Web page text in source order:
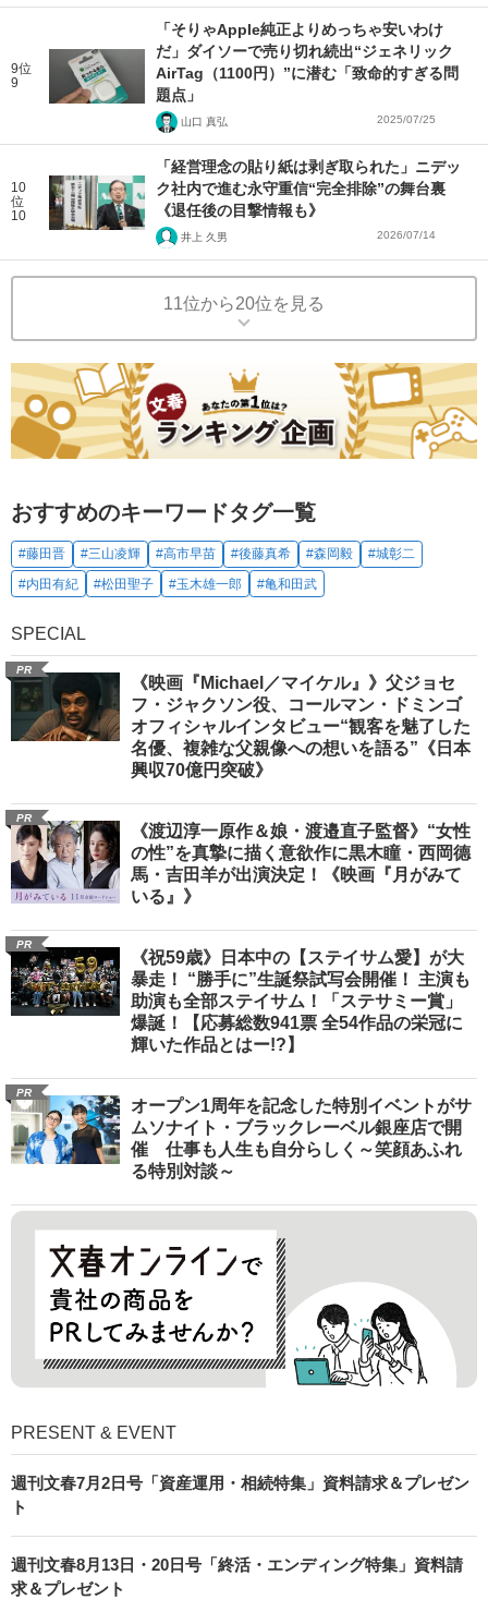
9位
9
「そりゃApple純正よりめっちゃ安いわけ
だ」ダイソーで売り切れ続出“ジェネリック
AirTag（1100円）”に潜む「致命的すぎる問
題点」
山口 真弘 2025/07/25
10
位
10
「経営理念の貼り紙は剥ぎ取られた」ニデッ
ク社内で進む永守重信“完全排除”の舞台裏
《退任後の目撃情報も》
井上 久男 2026/07/14
11位から20位を見る
おすすめのキーワードタグ一覧
#藤田晋 #三山凌輝 #高市早苗 #後藤真希 #森岡毅
#城彰二
#内田有紀
#松田聖子 #玉木雄一郎 #亀和田武
SPECIAL
PR
《映画『Michael／マイケル』》父ジョセ
フ・ジャクソン役、コールマン・ドミンゴ
オフィシャルインタビュー“観客を魅了した
名優、複雑な父親像への想いを語る”《日本
興収70億円突破》
PR
《渡辺淳一原作＆娘・渡邉直子監督》“女性
の性”を真摯に描く意欲作に黒木瞳・西岡德
馬・吉田羊が出演決定！《映画『月がみて
いる』》
PR
《祝59歳》日本中の【ステイサム愛】が大
暴走！ “勝手に”生誕祭試写会開催！ 主演も
助演も全部ステイサム！「ステサミー賞」
爆誕！【応募総数941票 全54作品の栄冠に
輝いた作品とはー!?】
PR
オープン1周年を記念した特別イベントがサ
ムソナイト・ブラックレーベル銀座店で開
催 仕事も人生も自分らしく～笑顔あふれ
る特別対談～
PRESENT & EVENT
週刊文春7月2日号「資産運用・相続特集」資料請求＆プレゼン
ト
週刊文春8月13日・20日号「終活・エンディング特集」資料請
求＆プレゼント